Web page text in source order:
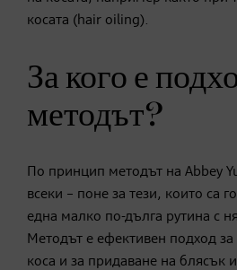
косата (hair oiling).
За кого е
методът?
По принцип методът на Abbey
всеки – поне за тези, които са
една малко по-дълга рутина с
Методът е ефективен подход за
коса и за придаване на блясък